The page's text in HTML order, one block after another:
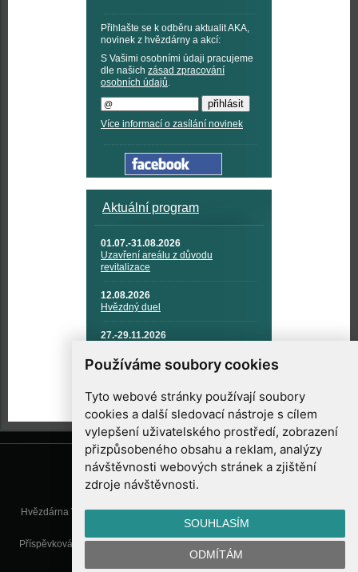
Používáme soubory cookies
Tyto webové stránky používají soubory
cookies a další sledovací nástroje s cílem
vylepšení uživatelského prostředí, zobrazení
přizpůsobeného obsahu a reklam, analýzy
návštěvnosti webových stránek a zjištění
zdroje návštěvnosti.
SOUHLASÍM
ODMÍTÁM
Přihlašte se k odběru aktualit AKA,
novinek z hvězdárny a akcí:
S Vašimi osobními údaji pracujeme
dle našich zásad zpracování
osobních údajů.
Více informací o zasílání novinek
Aktuální program
01.07.-31.08.2026
Uzavření areálu z důvodu
revitalizace
12.08.2026
Hvězdný duel
27.-29.11.2026
TECHNIKA A KOSMICKÉ
TECHNOLOGIE
Hvězdárna Valašské Meziříčí, příspěvková organizace, Vsetínská 78, 757
01 Valašské Meziříčí
Příspěvková organizace Zlínského kraje. Telefon:571 611 928, Mobil:777
info@astrovm.cz